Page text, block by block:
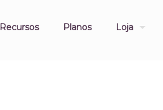
Recursos Planos Loja